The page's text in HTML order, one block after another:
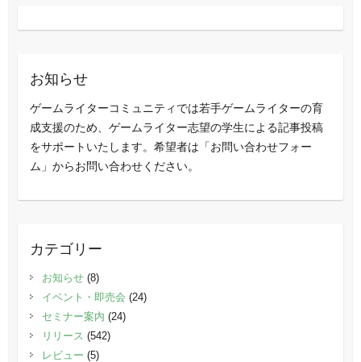
お知らせ
ゲームライターコミュニティでは若手ゲームライターの育
成支援のため、ゲームライター志望の学生による記事投稿
をサポートいたします。希望者は「お問い合わせフォー
ム」からお問い合わせください。
カテゴリー
お知らせ(8)
イベント・即売会 (24)
セミナー案内 (24)
リリース (542)
レビュー (5)